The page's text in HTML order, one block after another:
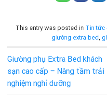
This entry was posted in Tin tức
giường extra bed,
Giường phụ Extra Bed khách
sạn cao cấp – Nâng tầm trải
nghiệm nghỉ dưỡng